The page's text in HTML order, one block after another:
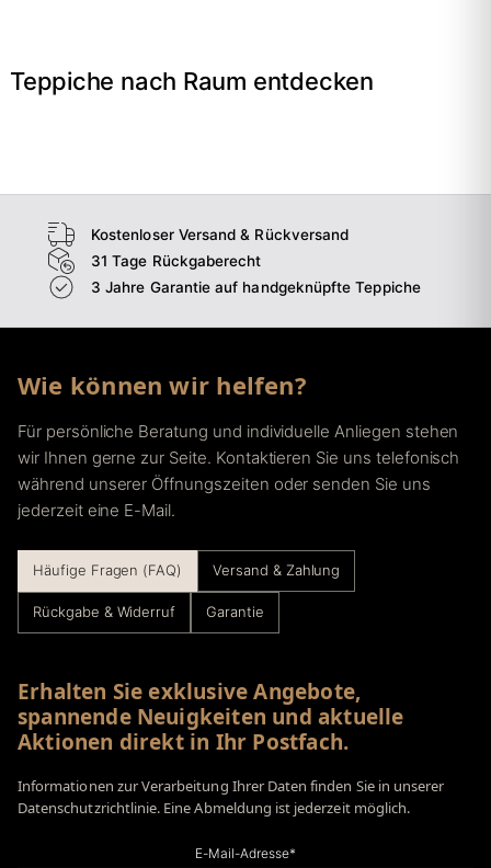
Teppiche nach Raum entdecken
Wohnzimmer
Kostenloser Versand & Rückversand
31 Tage Rückgaberecht
3 Jahre Garantie auf handgeknüpfte Teppiche
Wie können wir helfen?
Für persönliche Beratung und individuelle Anliegen stehen
wir Ihnen gerne zur Seite. Kontaktieren Sie uns telefonisch
während unserer Öffnungszeiten oder senden Sie uns
jederzeit eine E-Mail.
Häufige Fragen (FAQ) Versand & Zahlung
Rückgabe & Widerruf Garantie
Erhalten Sie exklusive Angebote,
spannende Neuigkeiten und aktuelle
Aktionen direkt in Ihr Postfach.
Informationen zur Verarbeitung Ihrer Daten finden Sie in unserer
Datenschutzrichtlinie. Eine Abmeldung ist jederzeit möglich.
E-Mail-Adresse*